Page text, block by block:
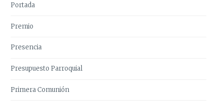
Portada
Premio
Presencia
Presupuesto Parroquial
Primera Comunión